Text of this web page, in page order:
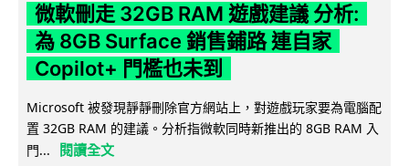
微軟刪走 32GB RAM 遊戲建議 分析:
為 8GB Surface 銷售鋪路 連自家
Copilot+ 門檻也未到
Microsoft 被發現靜靜刪除官方網站上，對遊戲玩家要為電腦配
置 32GB RAM 的建議。分析指微軟同時新推出的 8GB RAM 入
門...
閱讀全文